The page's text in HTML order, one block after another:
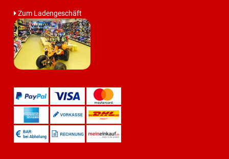
Zum Ladengeschäft